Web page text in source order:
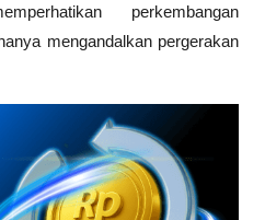
perkembangan
mengandalkan pergerakan